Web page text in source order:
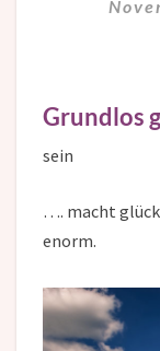
Grundlos
sein
…. macht
enorm.